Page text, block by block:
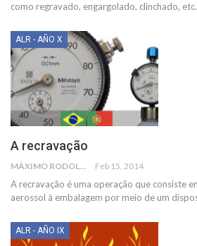
como regravado, engargolado, clinchado,
ALR - AÑO X
A recravação
MÁXIMO RODOLFO KUSSELEWSKI Feb 15, 2014
A recravação é uma operação que consiste
aerossol à embalagem por meio de um
ALR - AÑO IX